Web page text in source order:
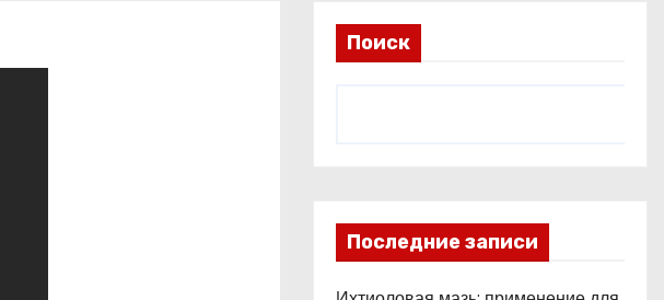
Поиск
Последние записи